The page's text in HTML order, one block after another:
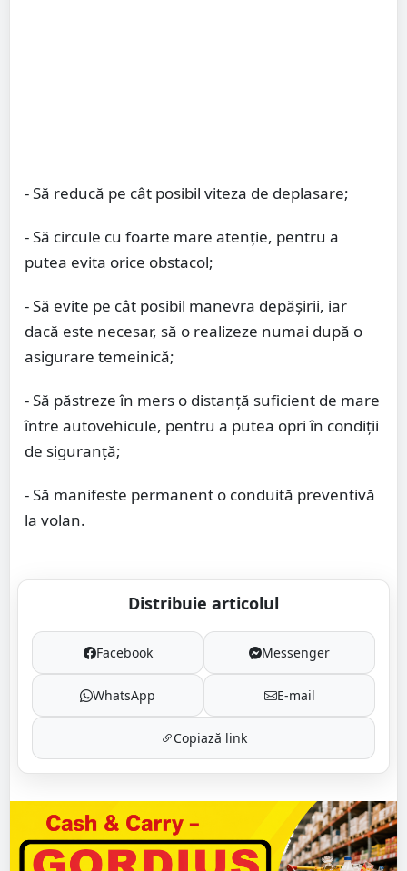
- Să reducă pe cât posibil viteza de deplasare;
- Să circule cu foarte mare atenţie, pentru a
putea evita orice obstacol;
- Să evite pe cât posibil manevra depăşirii, iar
dacă este necesar, să o realizeze numai după o
asigurare temeinică;
- Să păstreze în mers o distanţă suficient de mare
între autovehicule, pentru a putea opri în condiţii
de siguranţă;
- Să manifeste permanent o conduită preventivă
la volan.
Distribuie articolul
Facebook Messenger
WhatsApp E-mail
Copiază link